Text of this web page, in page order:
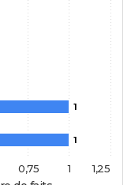
1
1
1
0,75 1,25